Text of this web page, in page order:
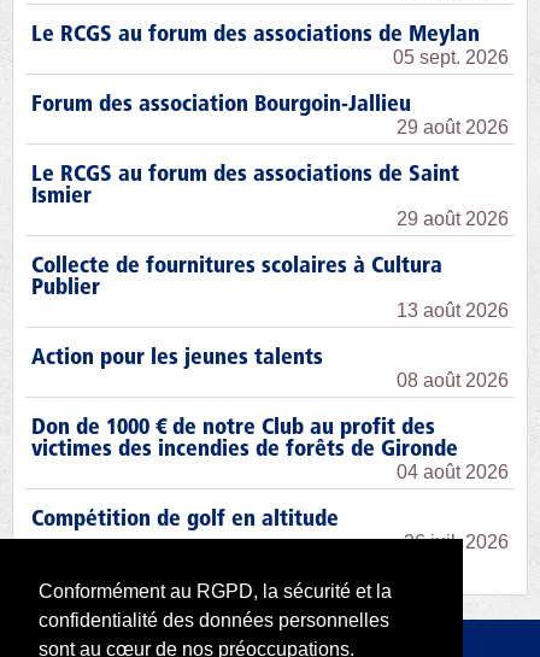
Conformément au RGPD, la sécurité et la
confidentialité des données personnelles
sont au cœur de nos préoccupations.
Le RCGS au forum des associations de Meylan
05 sept. 2026
Forum des association Bourgoin-Jallieu
29 août 2026
Le RCGS au forum des associations de Saint
Ismier
29 août 2026
Collecte de fournitures scolaires à Cultura
Publier
13 août 2026
Action pour les jeunes talents
08 août 2026
Don de 1000 € de notre Club au profit des
victimes des incendies de forêts de Gironde
04 août 2026
Compétition de golf en altitude
26 juil. 2026